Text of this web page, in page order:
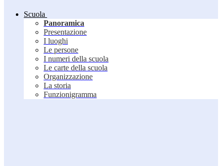
Scuola
Panoramica
Presentazione
I luoghi
Le persone
I numeri della scuola
Le carte della scuola
Organizzazione
La storia
Funzionigramma